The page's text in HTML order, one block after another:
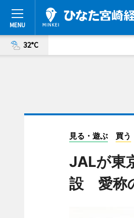
32°C
見る・遊ぶ 買う
JALが東
設 愛称